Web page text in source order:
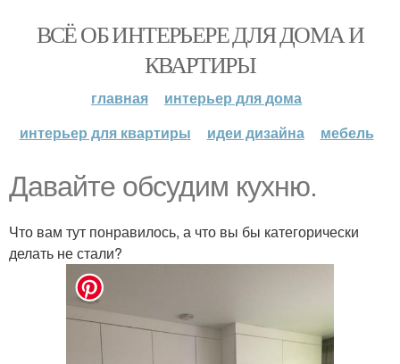
ВСЁ ОБ ИНТЕРЬЕРЕ ДЛЯ ДОМА И
КВАРТИРЫ
главная
интерьер для дома
интерьер для квартиры
идеи дизайна мебель
Давайте обсудим кухню.
Что вам тут понравилось, а что вы бы категорически
делать не стали?